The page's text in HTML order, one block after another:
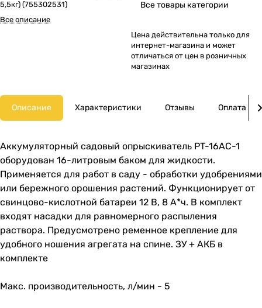
5,5кг) (755302531)
Все описание
Все товары категории
Цена действительна только для
интернет-магазина и может
отличаться от цен в розничных
магазинах
Описание Характеристики Отзывы Оплата
Аккумуляторный садовый опрыскиватель PT-16AC-1
оборудован 16-литровым баком для жидкости.
Применяется для работ в саду - обработки удобрениями
или бережного орошения растений. Функционирует от
свинцово-кислотной батареи 12 В, 8 А*ч. В комплект
входят насадки для равномерного распыления
раствора. Предусмотрено ременное крепление для
удобного ношения агрегата на спине. ЗУ + АКБ в
комплекте
Макс. производительность, л/мин - 5